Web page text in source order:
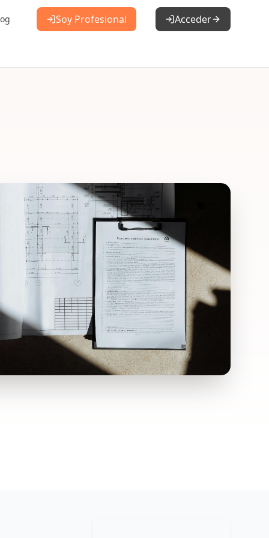
Soy Profesional Acceder